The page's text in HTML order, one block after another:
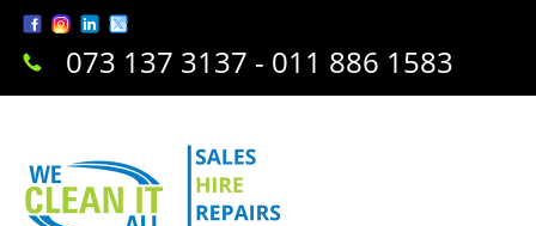
073 137 3137 - 011 886 1583